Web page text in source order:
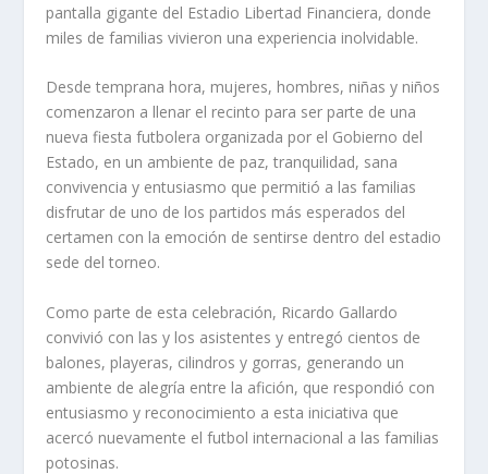
pantalla gigante del Estadio Libertad Financiera, donde
miles de familias vivieron una experiencia inolvidable.
Desde temprana hora, mujeres, hombres, niñas y niños
comenzaron a llenar el recinto para ser parte de una
nueva fiesta futbolera organizada por el Gobierno del
Estado, en un ambiente de paz, tranquilidad, sana
convivencia y entusiasmo que permitió a las familias
disfrutar de uno de los partidos más esperados del
certamen con la emoción de sentirse dentro del estadio
sede del torneo.
Como parte de esta celebración, Ricardo Gallardo
convivió con las y los asistentes y entregó cientos de
balones, playeras, cilindros y gorras, generando un
ambiente de alegría entre la afición, que respondió con
entusiasmo y reconocimiento a esta iniciativa que
acercó nuevamente el futbol internacional a las familias
potosinas.